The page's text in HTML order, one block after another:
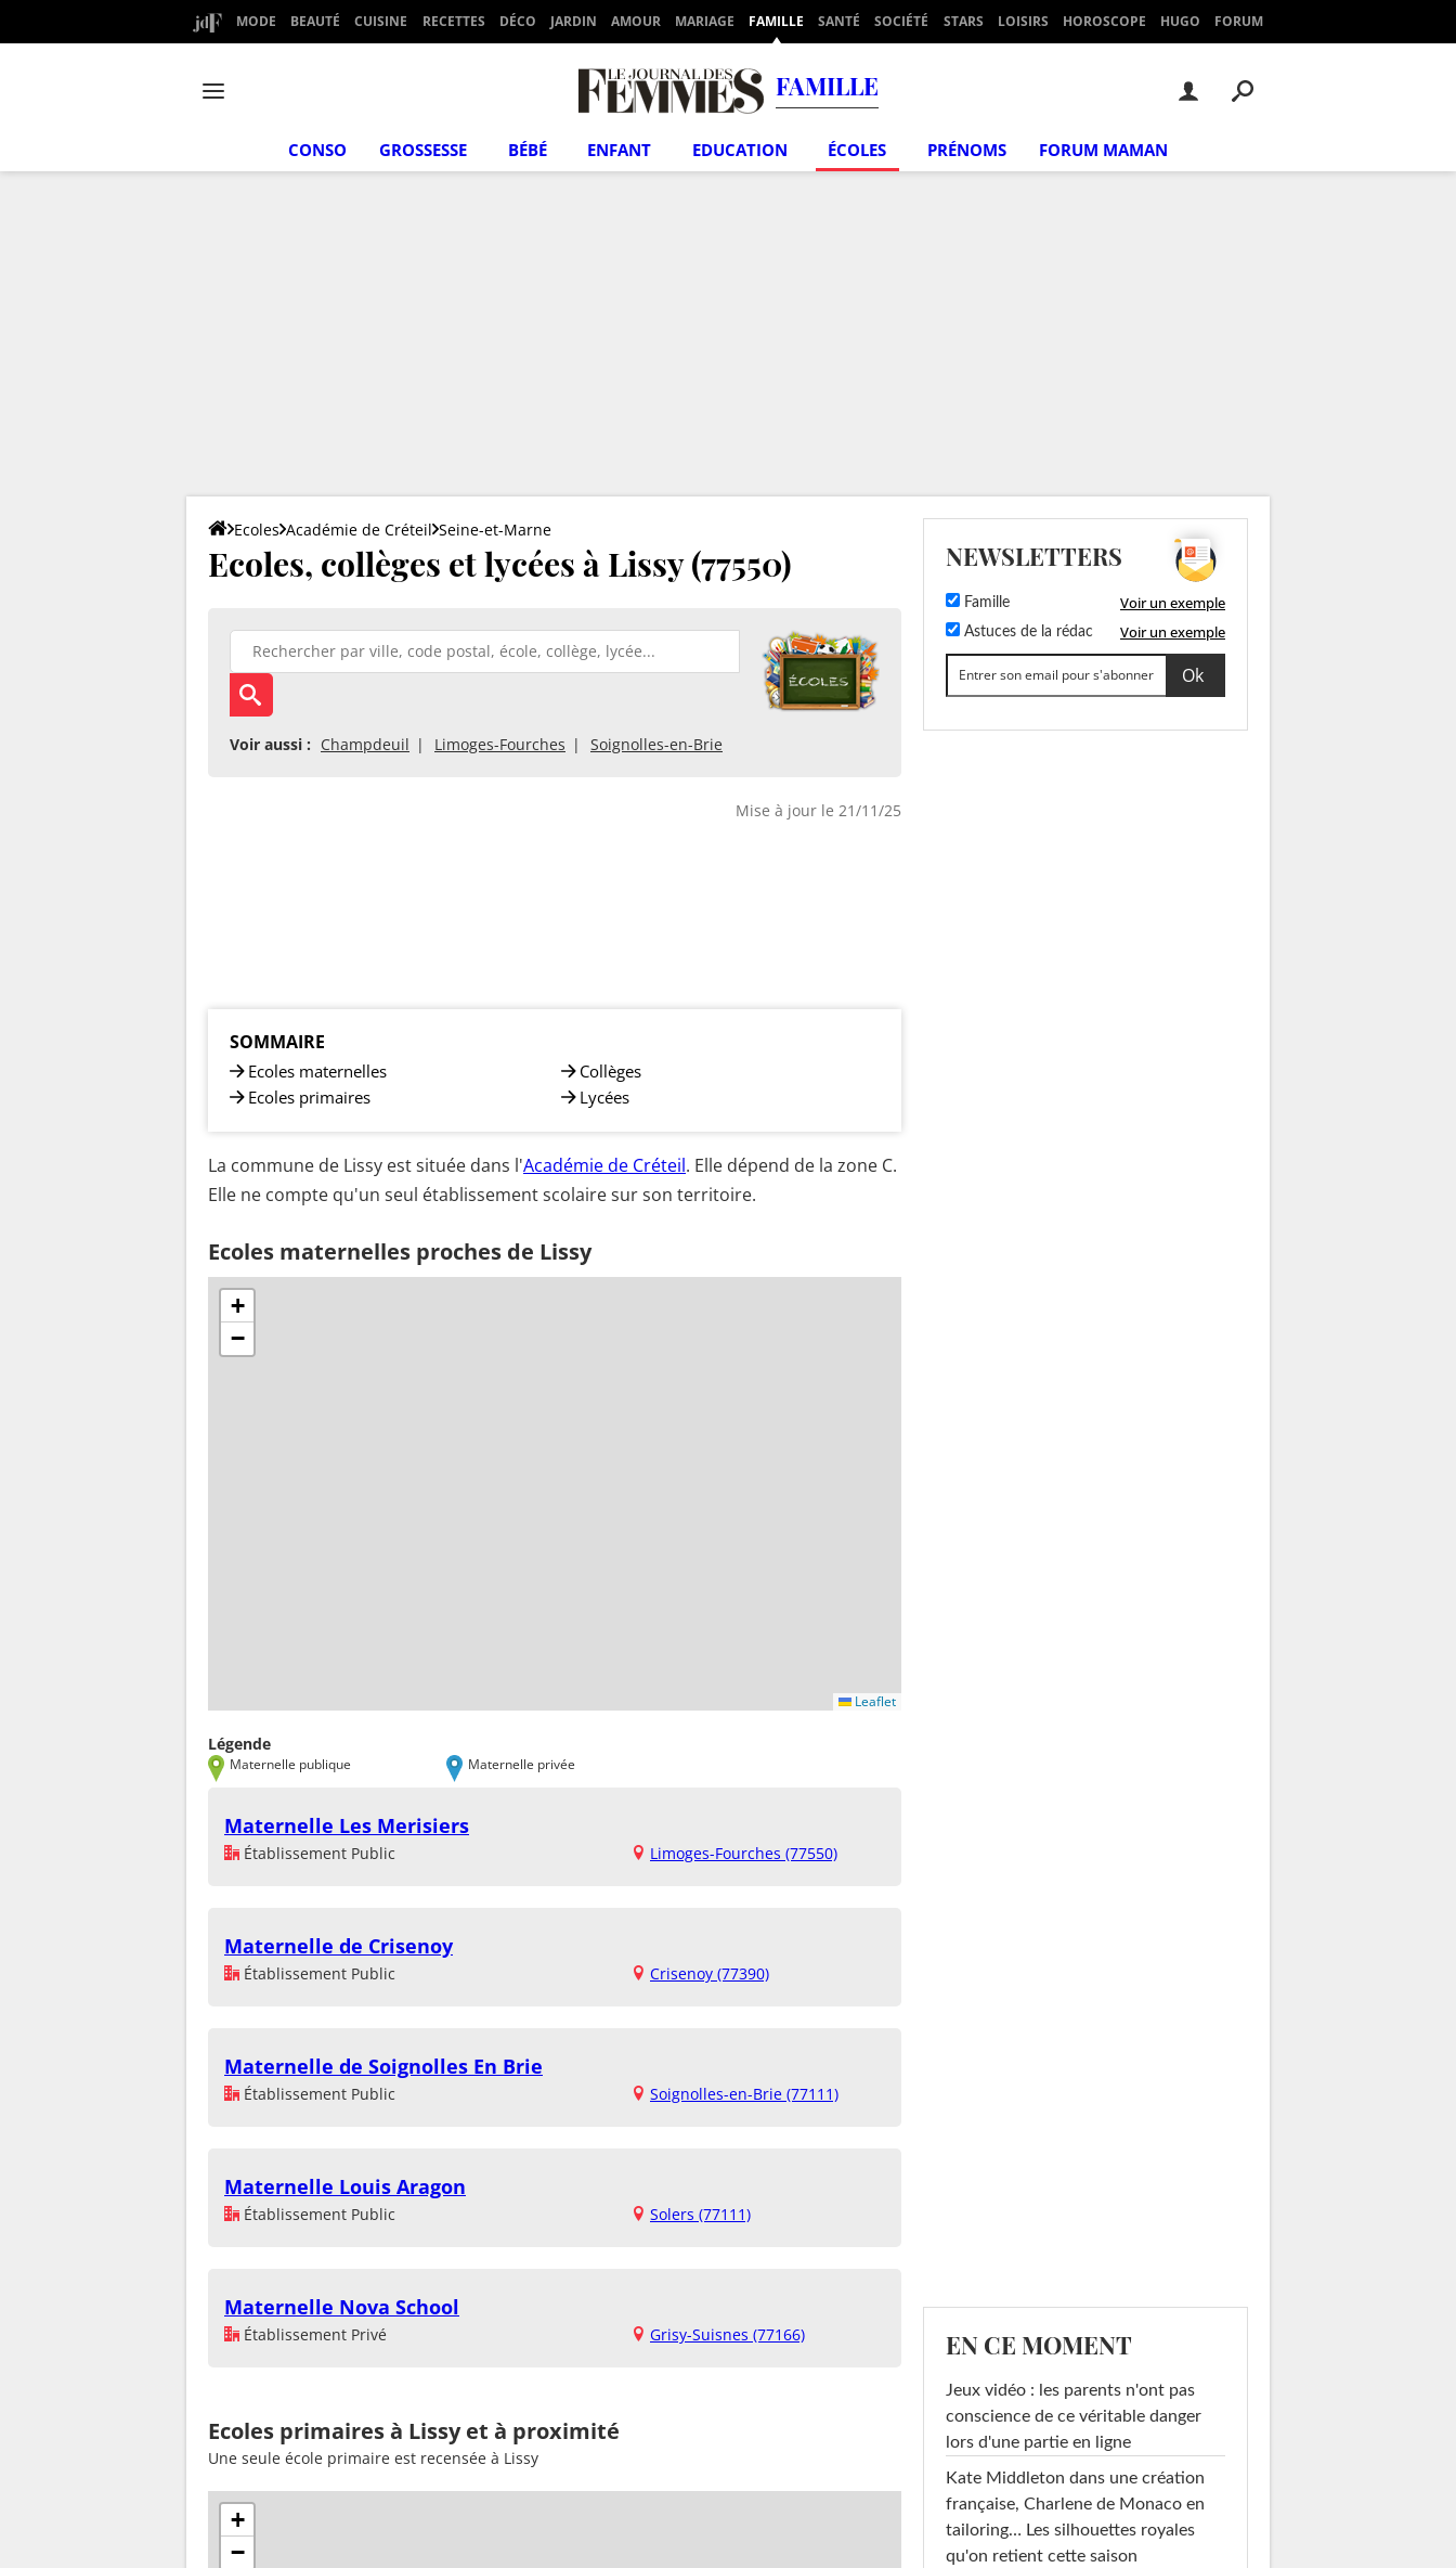
MODE BEAUTÉ CUISINE RECETTES DÉCO JARDIN AMOUR MARIAGE FAMILLE SANTÉ SOCIÉTÉ STARS LOISIRS HOROSCOPE HUGO FORUM
FAMILLE
CONSO GROSSESSE BÉBÉ ENFANT EDUCATION ÉCOLES PRÉNOMS FORUM MAMAN
Ecoles Académie de Créteil Seine-et-Marne
Ecoles, collèges et lycées à Lissy (77550)
Voir aussi : Champdeuil Limoges-Fourches Soignolles-en-Brie
Mise à jour le 21/11/25
SOMMAIRE
Ecoles maternelles
Ecoles primaires
Collèges
Lycées
La commune de Lissy est située dans l'Académie de Créteil. Elle dépend de la zone C.
Elle ne compte qu'un seul établissement scolaire sur son territoire.
Ecoles maternelles proches de Lissy
+
−
Leaflet
Légende
Maternelle publique Maternelle privée
Maternelle Les Merisiers
Établissement Public Limoges-Fourches (77550)
Maternelle de Crisenoy
Établissement Public Crisenoy (77390)
Maternelle de Soignolles En Brie
Établissement Public Soignolles-en-Brie (77111)
Maternelle Louis Aragon
Établissement Public Solers (77111)
Maternelle Nova School
Établissement Privé Grisy-Suisnes (77166)
Ecoles primaires à Lissy et à proximité
Une seule école primaire est recensée à Lissy
+
−
NEWSLETTERS
Famille Voir un exemple
Astuces de la rédac Voir un exemple
EN CE MOMENT
Jeux vidéo : les parents n'ont pas
conscience de ce véritable danger
lors d'une partie en ligne
Kate Middleton dans une création
française, Charlene de Monaco en
tailoring… Les silhouettes royales
qu'on retient cette saison